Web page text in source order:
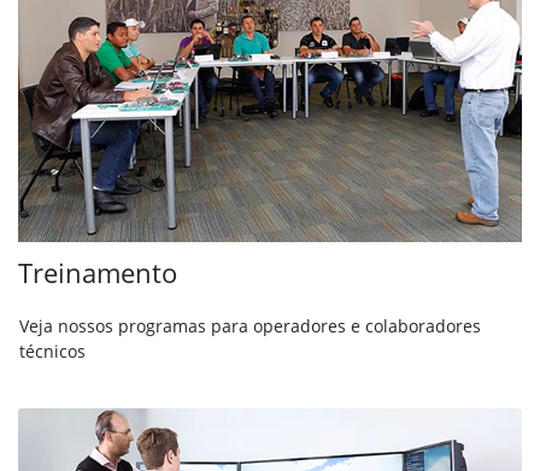
Treinamento
Veja nossos programas para operadores e colaboradores
técnicos